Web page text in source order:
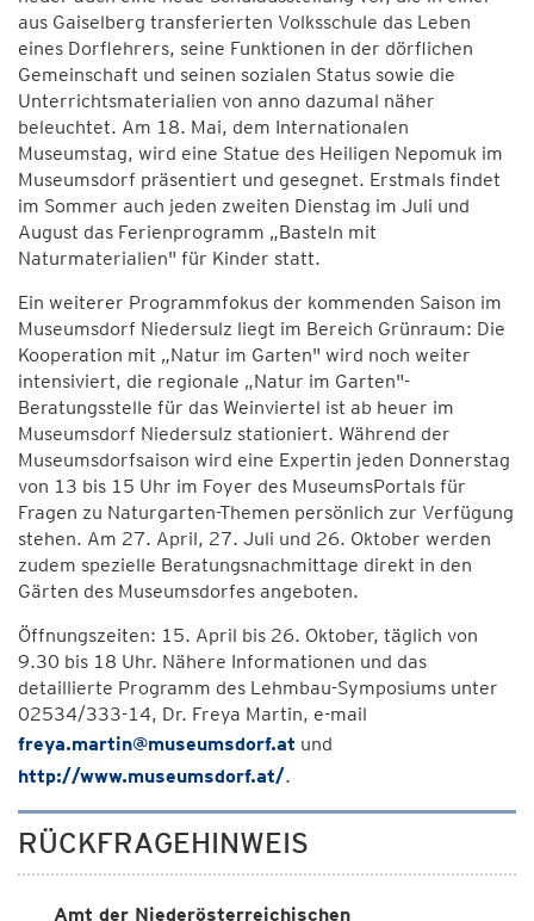
aus Gaiselberg transferierten Volksschule das Leben
eines Dorflehrers, seine Funktionen in der dörflichen
Gemeinschaft und seinen sozialen Status sowie die
Unterrichtsmaterialien von anno dazumal näher
beleuchtet. Am 18. Mai, dem Internationalen
Museumstag, wird eine Statue des Heiligen Nepomuk im
Museumsdorf präsentiert und gesegnet. Erstmals findet
im Sommer auch jeden zweiten Dienstag im Juli und
August das Ferienprogramm „Basteln mit
Naturmaterialien" für Kinder statt.
Ein weiterer Programmfokus der kommenden Saison im
Museumsdorf Niedersulz liegt im Bereich Grünraum: Die
Kooperation mit „Natur im Garten" wird noch weiter
intensiviert, die regionale „Natur im Garten"-
Beratungsstelle für das Weinviertel ist ab heuer im
Museumsdorf Niedersulz stationiert. Während der
Museumsdorfsaison wird eine Expertin jeden Donnerstag
von 13 bis 15 Uhr im Foyer des MuseumsPortals für
Fragen zu Naturgarten-Themen persönlich zur Verfügung
stehen. Am 27. April, 27. Juli und 26. Oktober werden
zudem spezielle Beratungsnachmittage direkt in den
Gärten des Museumsdorfes angeboten.
Öffnungszeiten: 15. April bis 26. Oktober, täglich von
9.30 bis 18 Uhr. Nähere Informationen und das
detaillierte Programm des Lehmbau-Symposiums unter
02534/333-14, Dr. Freya Martin, e-mail
freya.martin@museumsdorf.at und
http://www.museumsdorf.at/.
RÜCKFRAGEHINWEIS
Amt der Niederösterreichischen